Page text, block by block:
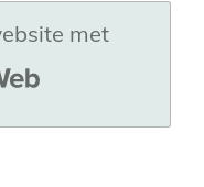
met